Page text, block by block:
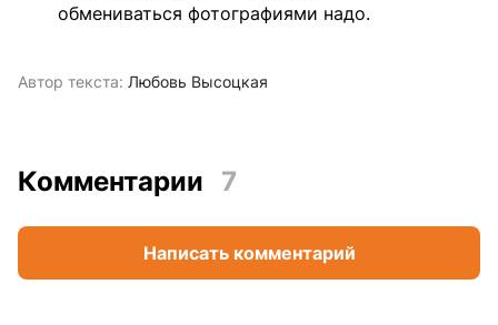
обмениваться фотографиями надо.
Автор текста: Любовь Высоцкая
Комментарии 7
Написать комментарий